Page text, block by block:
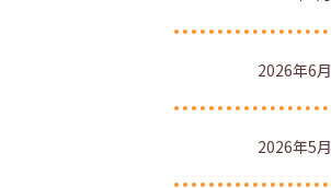
2026年6月
2026年5月